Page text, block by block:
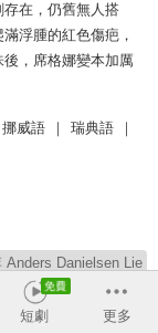
在，仍舊無人搭
浮腫的紅色傷疤，
，席格娜變本加厲
挪威語
瑞典語
Anders Danielsen Lie
短劇 更多